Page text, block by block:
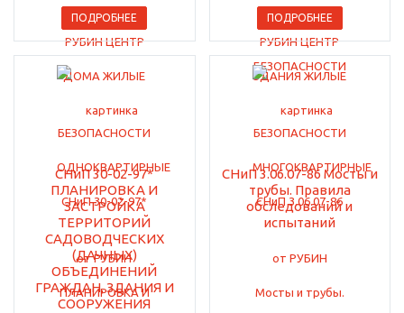
ПОДРОБНЕЕ ПОДРОБНЕЕ
СНиП 30-02-97*
ПЛАНИРОВКА И
ЗАСТРОЙКА
ТЕРРИТОРИЙ
САДОВОДЧЕСКИХ
(ДАЧНЫХ)
ОБЪЕДИНЕНИЙ
ГРАЖДАН, ЗДАНИЯ И
СООРУЖЕНИЯ
СНиП 3.06.07-86 Мосты и
трубы. Правила
обследований и
испытаний